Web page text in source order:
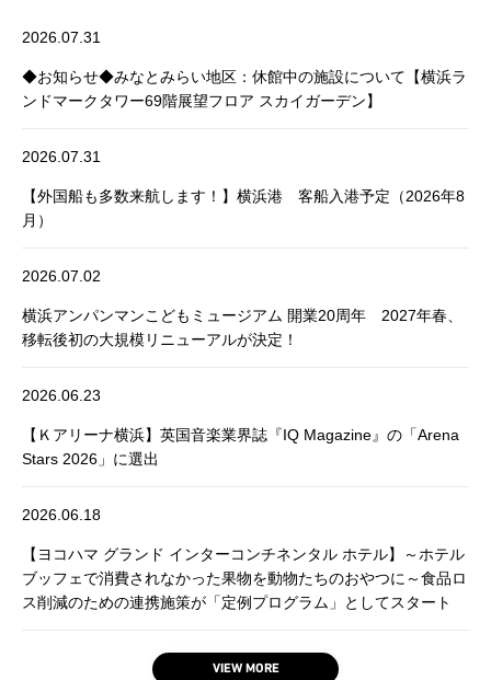
2026.07.31
◆お知らせ◆みなとみらい地区：休館中の施設について【横浜ラ
ンドマークタワー69階展望フロア スカイガーデン】
2026.07.31
【外国船も多数来航します！】横浜港 客船入港予定（2026年8
月）
2026.07.02
横浜アンパンマンこどもミュージアム 開業20周年 2027年春、
移転後初の大規模リニューアルが決定！
2026.06.23
【Ｋアリーナ横浜】英国音楽業界誌『IQ Magazine』の「Arena
Stars 2026」に選出
2026.06.18
【ヨコハマ グランド インターコンチネンタル ホテル】～ホテル
ブッフェで消費されなかった果物を動物たちのおやつに～食品ロ
ス削減のための連携施策が「定例プログラム」としてスタート
VIEW MORE